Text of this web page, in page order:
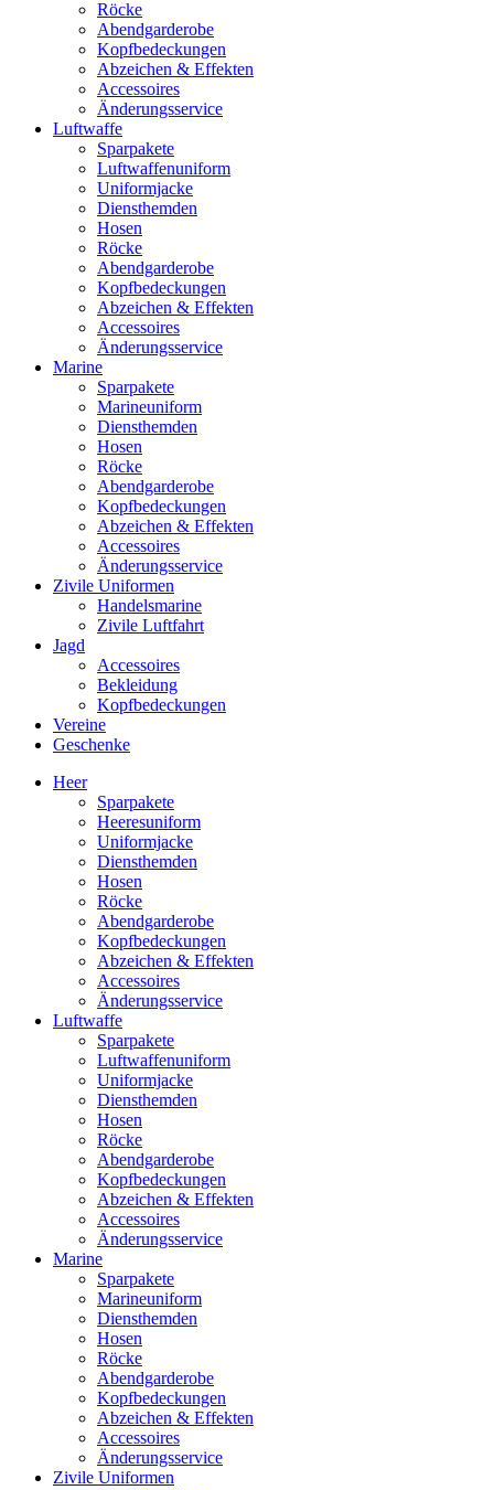
Röcke
Abendgarderobe
Kopfbedeckungen
Abzeichen & Effekten
Accessoires
Änderungsservice
Luftwaffe
Sparpakete
Luftwaffenuniform
Uniformjacke
Diensthemden
Hosen
Röcke
Abendgarderobe
Kopfbedeckungen
Abzeichen & Effekten
Accessoires
Änderungsservice
Marine
Sparpakete
Marineuniform
Diensthemden
Hosen
Röcke
Abendgarderobe
Kopfbedeckungen
Abzeichen & Effekten
Accessoires
Änderungsservice
Zivile Uniformen
Handelsmarine
Zivile Luftfahrt
Jagd
Accessoires
Bekleidung
Kopfbedeckungen
Vereine
Geschenke
Heer
Sparpakete
Heeresuniform
Uniformjacke
Diensthemden
Hosen
Röcke
Abendgarderobe
Kopfbedeckungen
Abzeichen & Effekten
Accessoires
Änderungsservice
Luftwaffe
Sparpakete
Luftwaffenuniform
Uniformjacke
Diensthemden
Hosen
Röcke
Abendgarderobe
Kopfbedeckungen
Abzeichen & Effekten
Accessoires
Änderungsservice
Marine
Sparpakete
Marineuniform
Diensthemden
Hosen
Röcke
Abendgarderobe
Kopfbedeckungen
Abzeichen & Effekten
Accessoires
Änderungsservice
Zivile Uniformen